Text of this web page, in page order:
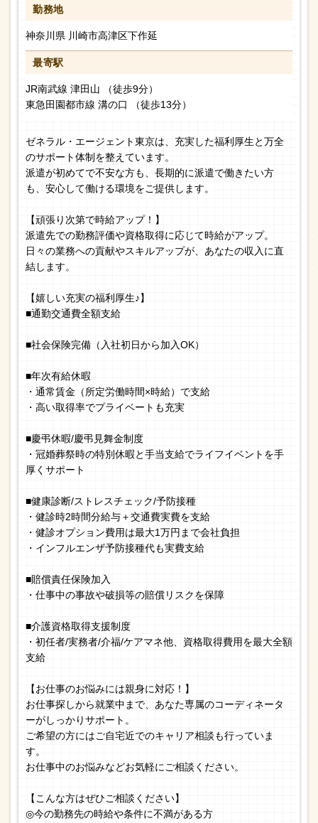
勤務地
神奈川県 川崎市高津区下作延
最寄駅
JR南武線 津田山 （徒歩9分）
東急田園都市線 溝の口 （徒歩13分）
ゼネラル・エージェント東京は、充実した福利厚生と万全
のサポート体制を整えています。
派遣が初めてで不安な方も、長期的に派遣で働きたい方
も、安心して働ける環境をご提供します。
【頑張り次第で時給アップ！】
派遣先での勤務評価や資格取得に応じて時給がアップ。
日々の業務への貢献やスキルアップが、あなたの収入に直
結します。
【嬉しい充実の福利厚生♪】
■通勤交通費全額支給
■社会保険完備（入社初日から加入OK）
■年次有給休暇
・通常賃金（所定労働時間×時給）で支給
・高い取得率でプライベートも充実
■慶弔休暇/慶弔見舞金制度
・冠婚葬祭時の特別休暇と手当支給でライフイベントを手
厚くサポート
■健康診断/ストレスチェック/予防接種
・健診時2時間分給与＋交通費実費を支給
・健診オプション費用は最大1万円まで会社負担
・インフルエンザ予防接種代も実費支給
■賠償責任保険加入
・仕事中の事故や破損等の賠償リスクを保障
■介護資格取得支援制度
・初任者/実務者/介福/ケアマネ他、資格取得費用を最大全額
支給
【お仕事のお悩みには親身に対応！】
お仕事探しから就業中まで、あなた専属のコーディネータ
ーがしっかりサポート。
ご希望の方にはご自宅近でのキャリア相談も行っていま
す。
お仕事中のお悩みなどお気軽にご相談ください。
【こんな方はぜひご相談ください】
◎今の勤務先の時給や条件に不満がある方